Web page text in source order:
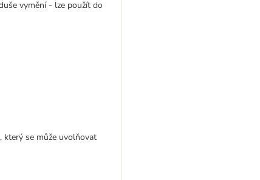
vymění - lze použít do
který se může uvolňovat